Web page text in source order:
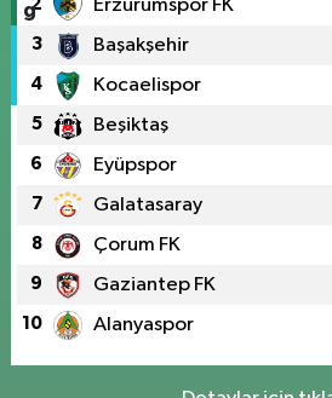
2 Erzurumspor FK
3 Başakşehir
4 Kocaelispor
5 Beşiktaş
6 Eyüpspor
7 Galatasaray
8 Çorum FK
9 Gaziantep FK
10 Alanyaspor